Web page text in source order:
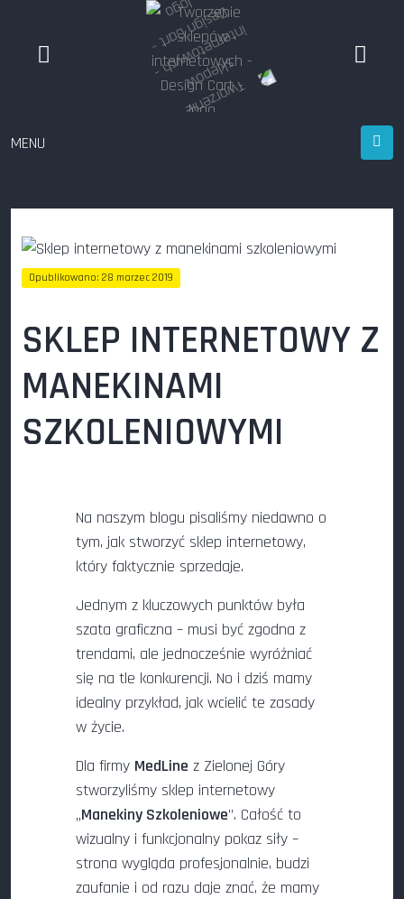
MENU
Opublikowano: 28 marzec 2019
SKLEP INTERNETOWY Z
MANEKINAMI
SZKOLENIOWYMI
Na naszym blogu pisaliśmy niedawno o
tym, jak stworzyć sklep internetowy,
który faktycznie sprzedaje.
Jednym z kluczowych punktów była
szata graficzna – musi być zgodna z
trendami, ale jednocześnie wyróżniać
się na tle konkurencji. No i dziś mamy
idealny przykład, jak wcielić te zasady
w życie.
Dla firmy MedLine z Zielonej Góry
stworzyliśmy sklep internetowy
„Manekiny Szkoleniowe”. Całość to
wizualny i funkcjonalny pokaz siły –
strona wygląda profesjonalnie, budzi
zaufanie i od razu daje znać, że mamy